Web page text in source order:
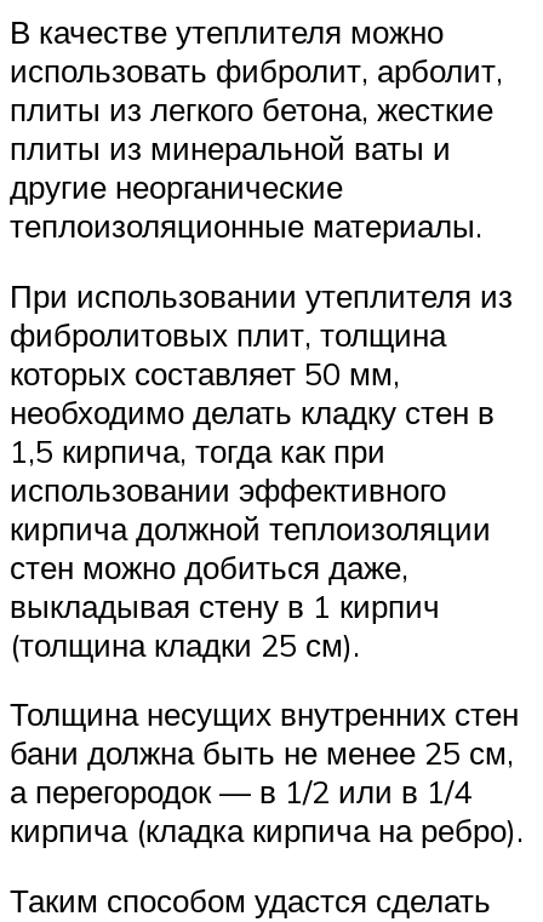
В качестве утеплителя можно
использовать фибролит, арболит,
плиты из легкого бетона, жесткие
плиты из минеральной ваты и
другие неорганические
теплоизоляционные материалы.
При использовании утеплителя из
фибролитовых плит, толщина
которых составляет 50 мм,
необходимо делать кладку стен в
1,5 кирпича, тогда как при
использовании эффективного
кирпича должной теплоизоляции
стен можно добиться даже,
выкладывая стену в 1 кирпич
(толщина кладки 25 см).
Толщина несущих внутренних стен
бани должна быть не менее 25 см,
а перегородок — в 1/2 или в 1/4
кирпича (кладка кирпича на ребро).
Таким способом удастся сделать